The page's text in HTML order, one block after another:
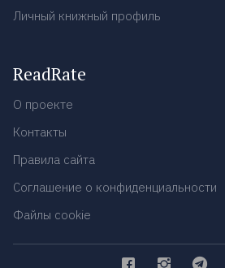
Личный книжный профиль
ReadRate
О проекте
Контакты
Правила сайта
Соглашение о конфиденциальности
Файлы cookie